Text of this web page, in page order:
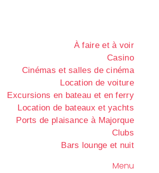
À faire et à voir
Casino
Cinémas et salles de cinéma
Location de voiture
Excursions en bateau et en ferry
Location de bateaux et yachts
Ports de plaisance à Majorque
Clubs
Bars lounge et nuit
Menu